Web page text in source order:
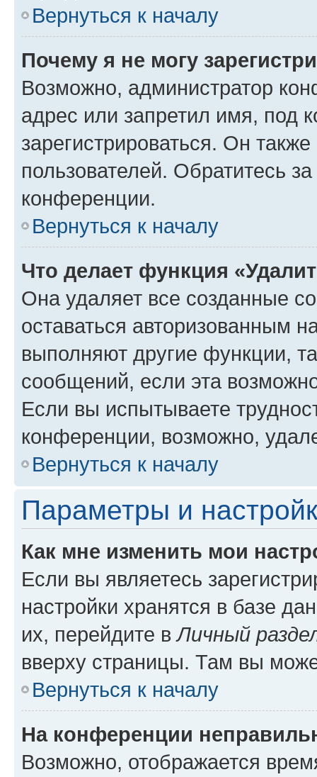
Вернуться к началу
Почему я не могу
Возможно, администратор
адрес или запретил имя, под
зарегистрироваться. Он
пользователей. Обратитесь
конференции.
Вернуться к началу
Что делает функция
Она удаляет все созданные
оставаться авторизованным
выполняют другие функции,
сообщений, если эта
Если вы испытываете
конференции, возможно,
Вернуться к началу
Параметры и
Как мне изменить мои
Если вы являетесь
настройки хранятся в базе
их, перейдите вЛичный
вверху страницы. Там вы
Вернуться к началу
На конференции
Возможно, отображается